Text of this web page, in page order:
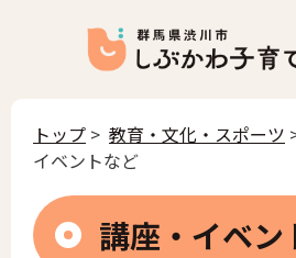
トップ > 教育・文化・スポーツ
イベントなど
講座・イベン